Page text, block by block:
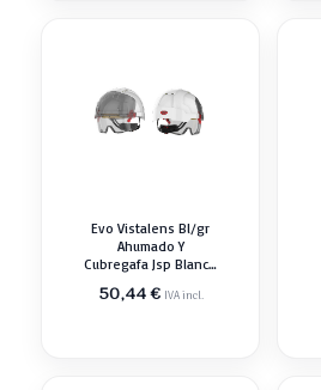
Evo Vistalens Bl/gr
Ahumado Y
Cubregafa Jsp Blanco
50,44€ IVA incl.